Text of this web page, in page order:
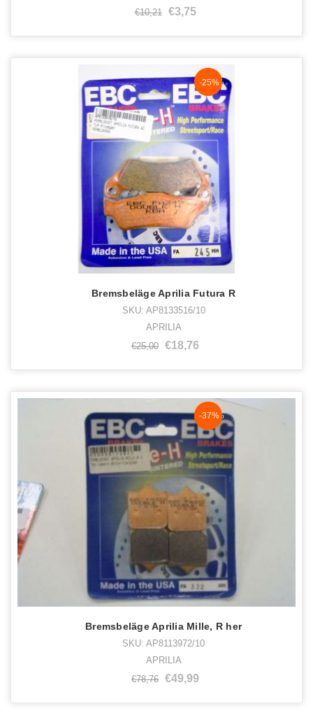
€10,21
€3,75
NaN%
-25%
Bremsbeläge Aprilia Futura R
SKU: AP8133516/10
APRILIA
€25,00 €18,76
NaN%
-37%
Bremsbeläge Aprilia Mille, R her
SKU: AP8113972/10
APRILIA
€78,76 €49,99